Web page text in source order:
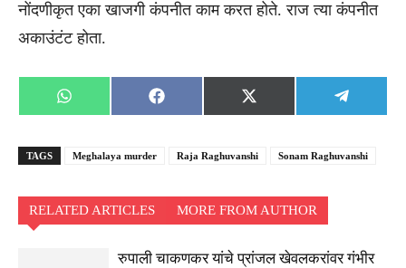
नोंदणीकृत एका खाजगी कंपनीत काम करत होते. राज त्या कंपनीत
अकाउंटंट होता.
Share
on
WhatsApp
Share
on
Facebook
Share
on
X
(Twitter)
Share
on
TAGS Meghalaya murder Raja Raghuvanshi Sonam Raghuvanshi
RELATED ARTICLES MORE FROM AUTHOR
रुपाली चाकणकर यांचे प्रांजल खेवलकरांवर गंभीर